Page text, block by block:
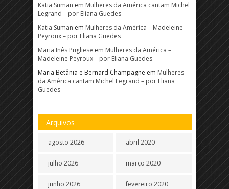
Katia Suman em Mulheres da América cantam Michel
Legrand – por Eliana Guedes
Katia Suman em Mulheres da América – Madeleine
Peyroux – por Eliana Guedes
Maria Inês Pugliese em Mulheres da América –
Madeleine Peyroux – por Eliana Guedes
Maria Betânia e Bernard Champagne em Mulheres
da América cantam Michel Legrand – por Eliana
Guedes
Arquivos
agosto 2026
julho 2026
junho 2026
abril 2020
março 2020
fevereiro 2020